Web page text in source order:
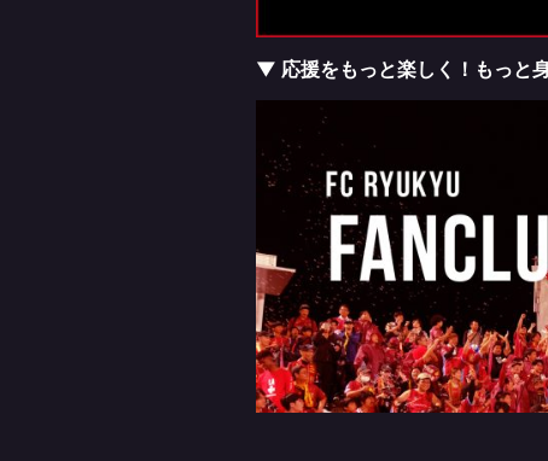
▼ 応援をもっと楽しく！もっと